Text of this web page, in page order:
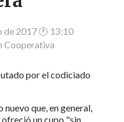
2017 🕐 13:10
Cooperativa
por el codiciado
que, en general,
un cupo "sin